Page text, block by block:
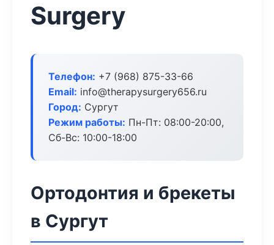
Surgery
Телефон: +7 (968) 875-33-66
Email: info@therapysurgery656.ru
Город: Сургут
Режим работы: Пн-Пт: 08:00-20:00,
Сб-Вс: 10:00-18:00
Ортодонтия и брекеты
в Сургут